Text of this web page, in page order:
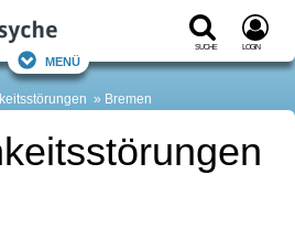
Suche Login
Menü
Bremen